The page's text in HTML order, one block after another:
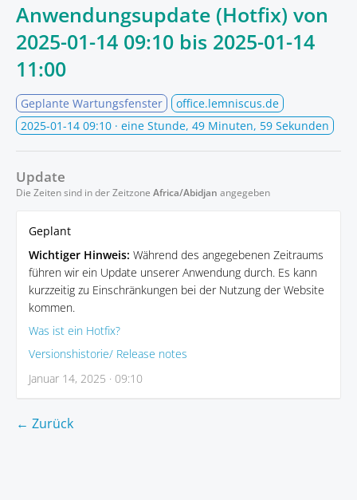
Anwendungsupdate (Hotfix) von
2025-01-14 09:10 bis 2025-01-14
11:00
Geplante Wartungsfenster
office.lemniscus.de
2025-01-14 09:10 · eine Stunde, 49 Minuten, 59 Sekunden
Update
Die Zeiten sind in der Zeitzone Africa/Abidjan angegeben
Geplant
Wichtiger Hinweis: Während des angegebenen Zeitraums
führen wir ein Update unserer Anwendung durch. Es kann
kurzzeitig zu Einschränkungen bei der Nutzung der Website
kommen.
Was ist ein Hotfix?
Versionshistorie/ Release notes
Januar 14, 2025 · 09:10
← Zurück